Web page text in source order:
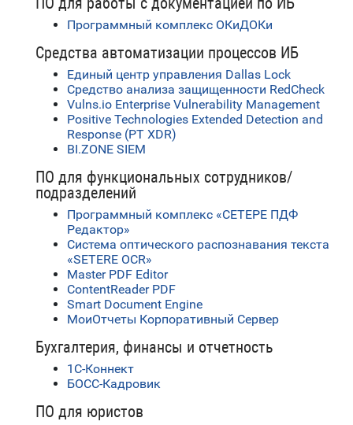
Программный комплекс ОКиДОКи
Средства автоматизации процессов ИБ
Единый центр управления Dallas Lock
Средство анализа защищенности RedCheck
Vulns.io Enterprise Vulnerability Management
Positive Technologies Extended Detection and
Response (PT XDR)
BI.ZONE SIEM
ПО для функциональных сотрудников/
подразделений
Программный комплекс «СЕТЕРЕ ПДФ
Редактор»
Система оптического распознавания текста
«SETERE OCR»
Master PDF Editor
ContentReader PDF
Smart Document Engine
МоиОтчеты Корпоративный Сервер
Бухгалтерия, финансы и отчетность
1С-Коннект
БОСС-Кадровик
ПО для юристов